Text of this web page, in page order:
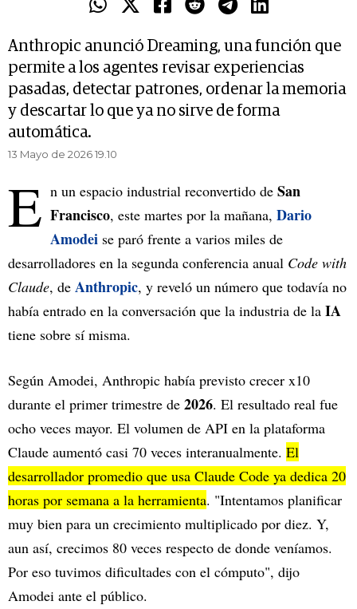
Anthropic anunció Dreaming, una función que
permite a los agentes revisar experiencias
pasadas, detectar patrones, ordenar la memoria
y descartar lo que ya no sirve de forma
automática.
13 Mayo de 2026 19.10
E n un espacio industrial reconvertido de San
Francisco, este martes por la mañana, Dario
Amodei se paró frente a varios miles de
desarrolladores en la segunda conferencia anual Code with
Claude, de Anthropic, y reveló un número que todavía no
había entrado en la conversación que la industria de la IA
tiene sobre sí misma.
Según Amodei, Anthropic había previsto crecer x10
durante el primer trimestre de 2026. El resultado real fue
ocho veces mayor. El volumen de API en la plataforma
Claude aumentó casi 70 veces interanualmente. El
desarrollador promedio que usa Claude Code ya dedica 20
horas por semana a la herramienta. "Intentamos planificar
muy bien para un crecimiento multiplicado por diez. Y,
aun así, crecimos 80 veces respecto de donde veníamos.
Por eso tuvimos dificultades con el cómputo", dijo
Amodei ante el público.